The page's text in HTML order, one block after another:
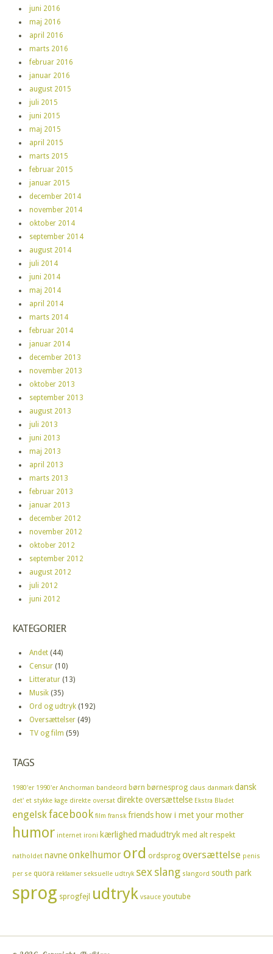
juni 2016
maj 2016
april 2016
marts 2016
februar 2016
januar 2016
august 2015
juli 2015
juni 2015
maj 2015
april 2015
marts 2015
februar 2015
januar 2015
december 2014
november 2014
oktober 2014
september 2014
august 2014
juli 2014
juni 2014
maj 2014
april 2014
marts 2014
februar 2014
januar 2014
december 2013
november 2013
oktober 2013
september 2013
august 2013
juli 2013
juni 2013
maj 2013
april 2013
marts 2013
februar 2013
januar 2013
december 2012
november 2012
oktober 2012
september 2012
august 2012
juli 2012
juni 2012
KATEGORIER
Andet (44)
Censur (10)
Litteratur (13)
Musik (35)
Ord og udtryk (192)
Oversættelser (49)
TV og film (59)
TAGS
1980'er 1990'er Anchorman bandeord børn børnesprog claus danmark dansk
det' et stykke kage direkte oversat direkte oversættelse Ekstra Bladet
engelskfacebook film fransk friends how i met your mother
humor internet ironi kærlighed madudtryk med alt respekt
natholdet navneonkelhumor ord ordsprog oversættelse penis
per se quora reklamer seksuelle udtryk sexslang slangord south park
sprog sprogfejl udtryk vsauce youtube